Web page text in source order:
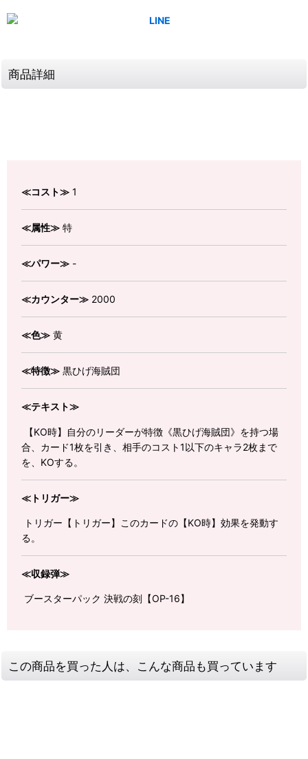
商品詳細
≪コスト≫ 1
≪属性≫ 特
≪パワー≫ -
≪カウンター≫ 2000
≪色≫ 黄
≪特徴≫ 黒ひげ海賊団
≪テキスト≫
【KO時】自分のリーダーが特徴《黒ひげ海賊団》を持つ場
合、カード1枚を引き、相手のコスト1以下のキャラ2枚まで
を、KOする。
≪トリガー≫
トリガー【トリガー】このカードの【KO時】効果を発動す
る。
≪収録弾≫
ブースターパック 決戦の刻【OP-16】
この商品を買った人は、こんな商品も買っています